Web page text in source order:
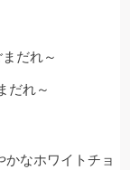
だれ～
なホワイトチョ